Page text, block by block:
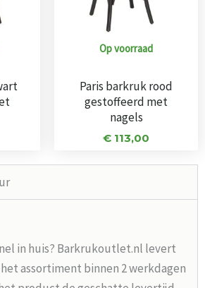
Op voorraad
Paris barkruk rood
gestoffeerd met
nagels
€ 113,00
in huis? Barkrukoutlet.nl levert
assortiment binnen 2 werkdagen